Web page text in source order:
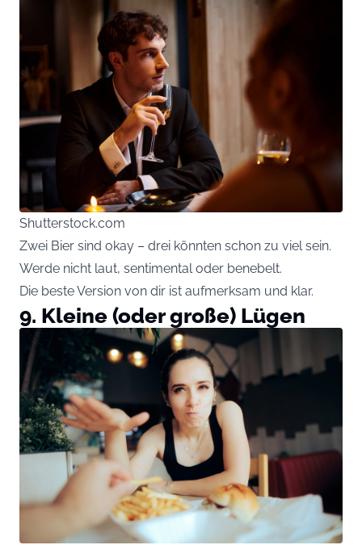
Shutterstock.com
Zwei Bier sind okay – drei könnten schon zu viel sein.
Werde nicht laut, sentimental oder benebelt.
Die beste Version von dir ist aufmerksam und klar.
9. Kleine (oder große) Lügen